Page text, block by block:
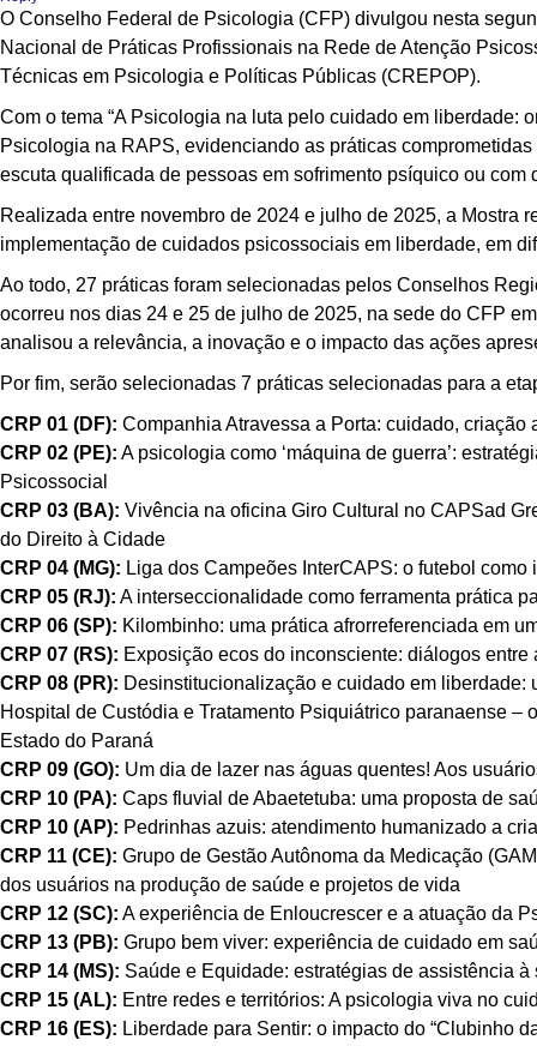
O Conselho Federal de Psicologia (CFP) divulgou nesta
Nacional de Práticas Profissionais na Rede de Atenção
Técnicas em Psicologia e Políticas Públicas (CREPOP).
Com o tema “A Psicologia na luta pelo cuidado em liberdade:
Psicologia na RAPS, evidenciando as práticas
escuta qualificada de pessoas em sofrimento psíquico ou
Realizada entre novembro de 2024 e julho de 2025, a Mostra
implementação de cuidados psicossociais em liberdade, em
Ao todo, 27 práticas foram selecionadas pelos Conselhos
ocorreu nos dias 24 e 25 de julho de 2025, na sede do CFP
analisou a relevância, a inovação e o impacto das ações
Por fim, serão selecionadas 7 práticas selecionadas para a
CRP 01 (DF): Companhia Atravessa a Porta: cuidado, criação
CRP 02 (PE): A psicologia como ‘máquina de guerra’:
Psicossocial
CRP 03 (BA): Vivência na oficina Giro Cultural no CAPSad
do Direito à Cidade
CRP 04 (MG): Liga dos Campeões InterCAPS: o futebol
CRP 05 (RJ): A interseccionalidade como ferramenta prática
CRP 06 (SP): Kilombinho: uma prática afrorreferenciada em
CRP 07 (RS): Exposição ecos do inconsciente: diálogos entre
CRP 08 (PR): Desinstitucionalização e cuidado em
Hospital de Custódia e Tratamento Psiquiátrico paranaense
Estado do Paraná
CRP 09 (GO): Um dia de lazer nas águas quentes! Aos
CRP 10 (PA): Caps fluvial de Abaetetuba: uma proposta de
CRP 10 (AP): Pedrinhas azuis: atendimento humanizado a
CRP 11 (CE): Grupo de Gestão Autônoma da Medicação
dos usuários na produção de saúde e projetos de vida
CRP 12 (SC): A experiência de Enloucrescer e a atuação da
CRP 13 (PB): Grupo bem viver: experiência de cuidado em
CRP 14 (MS): Saúde e Equidade: estratégias de assistência
CRP 15 (AL): Entre redes e territórios: A psicologia viva no
CRP 16 (ES): Liberdade para Sentir: o impacto do “Clubinho